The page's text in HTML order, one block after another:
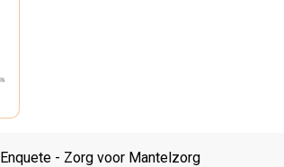
Enquete - Zorg voor Mantelzorg